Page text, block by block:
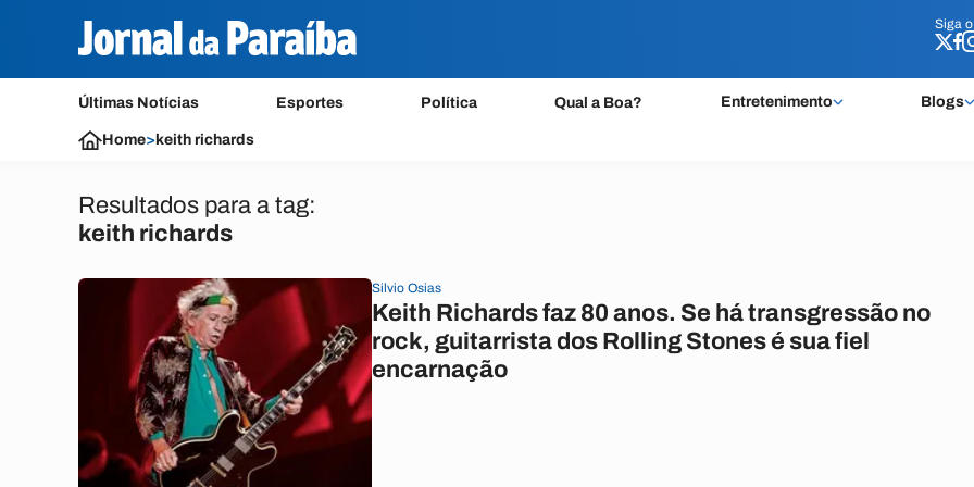
Siga o
Últimas Notícias Esportes Política Qual a Boa? Entretenimento Blogs
Siga o
Home> keith richards
Resultados para a tag:
keith richards
Silvio Osias
Keith Richards faz 80 anos. Se há transgressão no
rock, guitarrista dos Rolling Stones é sua fiel
encarnação